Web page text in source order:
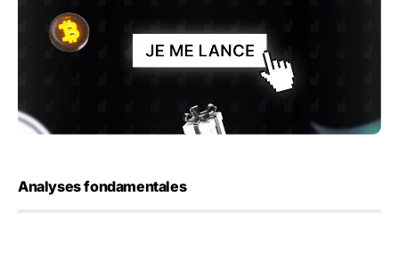
Analyses fondamentales